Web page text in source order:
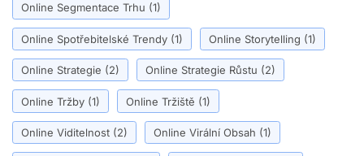
Online Segmentace Trhu (1)
Online Spotřebitelské Trendy (1) Online Storytelling (1)
Online Strategie (2) Online Strategie Růstu (2)
Online Tržby (1) Online Tržiště (1)
Online Viditelnost (2) Online Virální Obsah (1)